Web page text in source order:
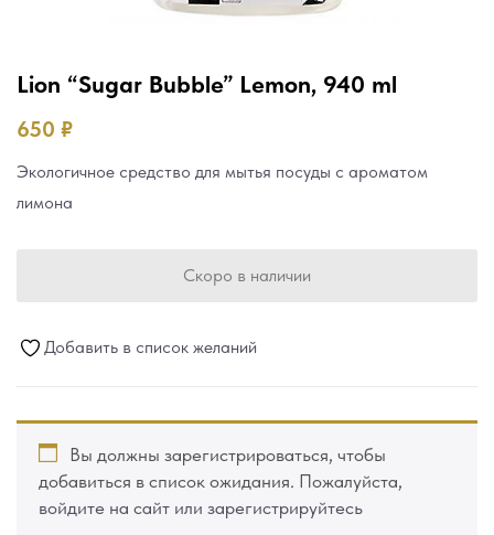
Lion “Sugar Bubble” Lemon, 940 ml
650 ₽
Экологичное средство для мытья посуды с ароматом
лимона
Скоро в наличии
Добавить в список желаний
Вы должны зарегистрироваться, чтобы
добавиться в список ожидания. Пожалуйста,
войдите на сайт или зарегистрируйтесь